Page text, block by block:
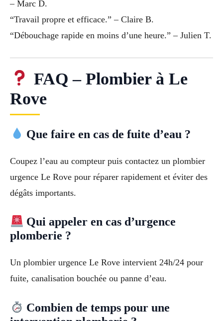
– Marc D.
“Travail propre et efficace.” – Claire B.
“Débouchage rapide en moins d’une heure.” – Julien T.
FAQ – Plombier à Le
Rove
Que faire en cas de fuite d’eau ?
Coupez l’eau au compteur puis contactez un plombier
urgence Le Rove pour réparer rapidement et éviter des
dégâts importants.
Qui appeler en cas d’urgence
plomberie ?
Un plombier urgence Le Rove intervient 24h/24 pour
fuite, canalisation bouchée ou panne d’eau.
Combien de temps pour une